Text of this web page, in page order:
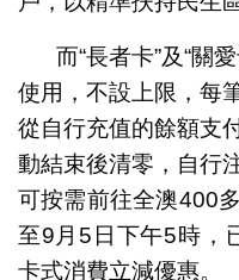
而“長者卡”及“關
使用，不設上限，每
從自行充值的餘額支
動結束後清零，自行
可按需前往全澳400
至9月5日下午5時，
卡式消費立減優惠。